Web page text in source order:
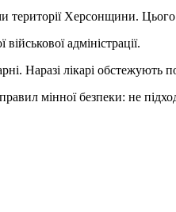
Херсонщини.
адміністрації.
Наразі лікарі обстежують
мінної безпеки: не